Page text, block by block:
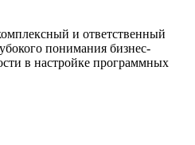
и ответственный
понимания бизнес-
в настройке программных